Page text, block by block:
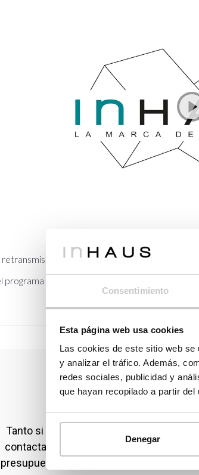
Consentimiento
Esta página web usa cookies
Las cookies de este sitio web
y analizar el tráfico. Además,
redes sociales, publicidad y
que hayan recopilado a partir
Denegar
retransmisión: 20/09/2017.
programa en la cadena COPE, pincha en el
Tanto si eres particular como
contactar con nosotros para ampliar
presupuesto personalizado o realizar